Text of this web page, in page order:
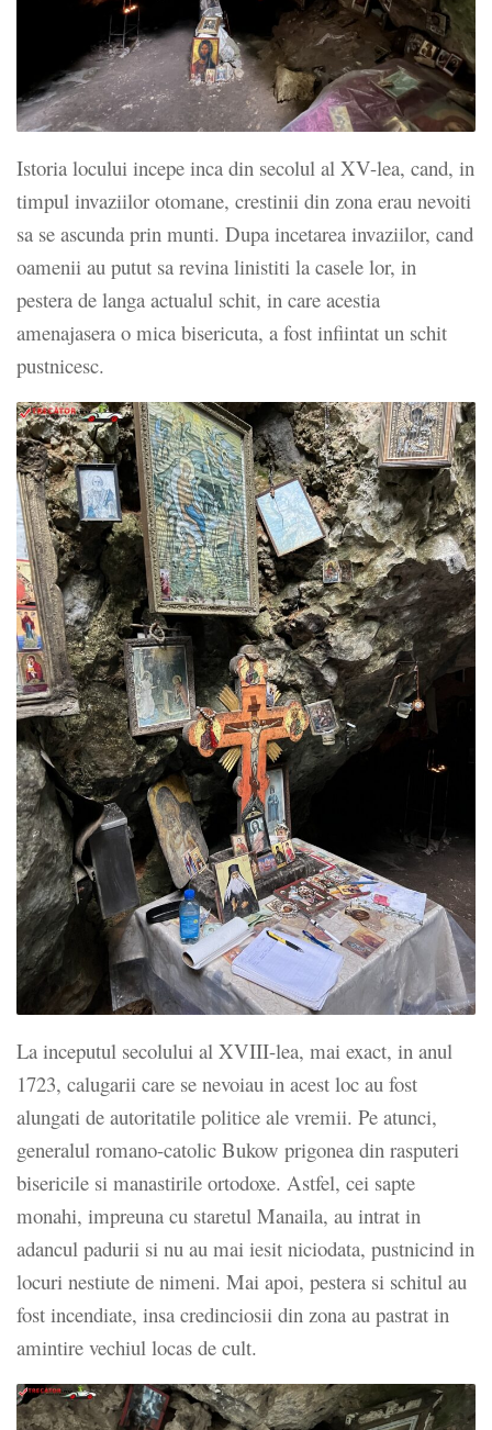
Istoria locului incepe inca din secolul al XV-lea, cand, in
timpul invaziilor otomane, crestinii din zona erau nevoiti
sa se ascunda prin munti. Dupa incetarea invaziilor, cand
oamenii au putut sa revina linistiti la casele lor, in
pestera de langa actualul schit, in care acestia
amenajasera o mica bisericuta, a fost infiintat un schit
pustnicesc.
La inceputul secolului al XVIII-lea, mai exact, in anul
1723, calugarii care se nevoiau in acest loc au fost
alungati de autoritatile politice ale vremii. Pe atunci,
generalul romano-catolic Bukow prigonea din rasputeri
bisericile si manastirile ortodoxe. Astfel, cei sapte
monahi, impreuna cu staretul Manaila, au intrat in
adancul padurii si nu au mai iesit niciodata, pustnicind in
locuri nestiute de nimeni. Mai apoi, pestera si schitul au
fost incendiate, insa credinciosii din zona au pastrat in
amintire vechiul locas de cult.